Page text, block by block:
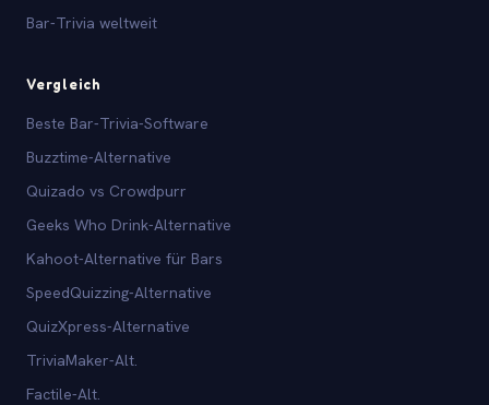
Bar-Trivia weltweit
Vergleich
Beste Bar-Trivia-Software
Buzztime-Alternative
Quizado vs Crowdpurr
Geeks Who Drink-Alternative
Kahoot-Alternative für Bars
SpeedQuizzing-Alternative
QuizXpress-Alternative
TriviaMaker-Alt.
Factile-Alt.